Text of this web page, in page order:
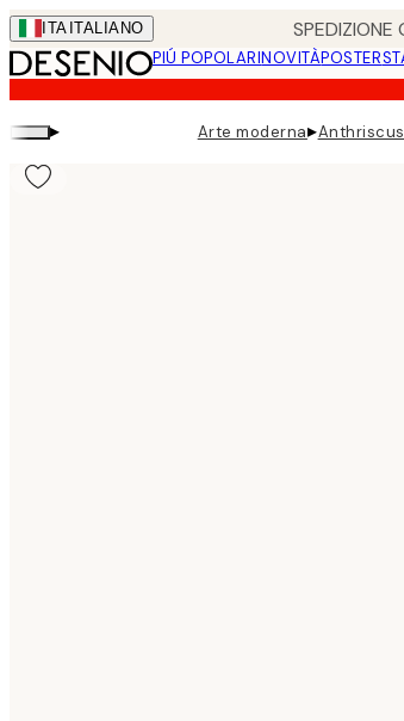
Skip
to
main
content.
ITA ITALIANO SPEDIZIONE
PIÚ POPOLARINOVITÀPOSTER
▸ Arte moderna▸